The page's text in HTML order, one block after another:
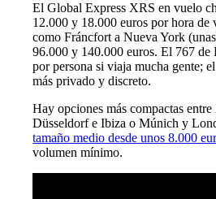
El Global Express XRS en vuelo
12.000 y 18.000 euros por hora de
como Fráncfort a Nueva York
96.000 y 140.000 euros. El 767 de
por persona si viaja mucha gente;
más privado y discreto.
Hay opciones más compactas
Düsseldorf e Ibiza o Múnich y
tamaño medio desde unos 8.000
volumen mínimo.